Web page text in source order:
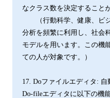
なクラス数を決定すること
（行動科学、健康、ビジ
分析を頻繁に利用し、社会
モデルを用います。この機
ての人が対象です。）
17. Doファイルエディタ:
Do-fileエディタに以下の機